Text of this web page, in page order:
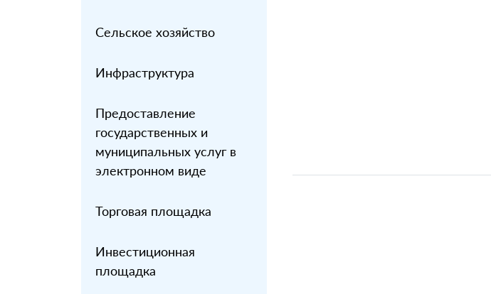
Сельское хозяйство
Инфраструктура
Предоставление
государственных и
муниципальных услуг в
электронном виде
Торговая площадка
Инвестиционная
площадка